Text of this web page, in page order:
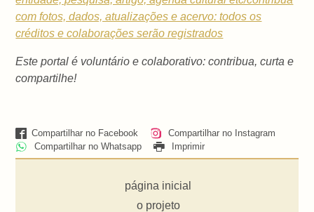
com fotos, dados, atualizações e acervo: todos os
créditos e colaborações serão registrados
Este portal é voluntário e colaborativo: contribua, curta e
compartilhe!
Compartilhar no Facebook
Compartilhar no Instagram
Compartilhar no Whatsapp
Imprimir
página inicial
o projeto